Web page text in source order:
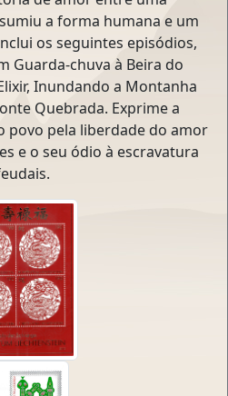
a forma humana e um
os seguintes episódios,
Guarda-chuva à Beira do
Inundando a Montanha
Quebrada. Exprime a
povo pela liberdade do amor
e o seu ódio à escravatura